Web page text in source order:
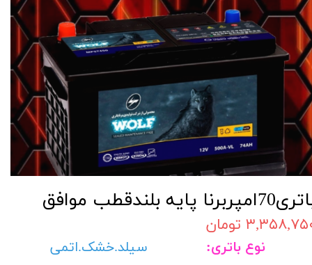
پایه بلندقطب موافق
تومان
باتری:
سیلد.خشک.اتمی